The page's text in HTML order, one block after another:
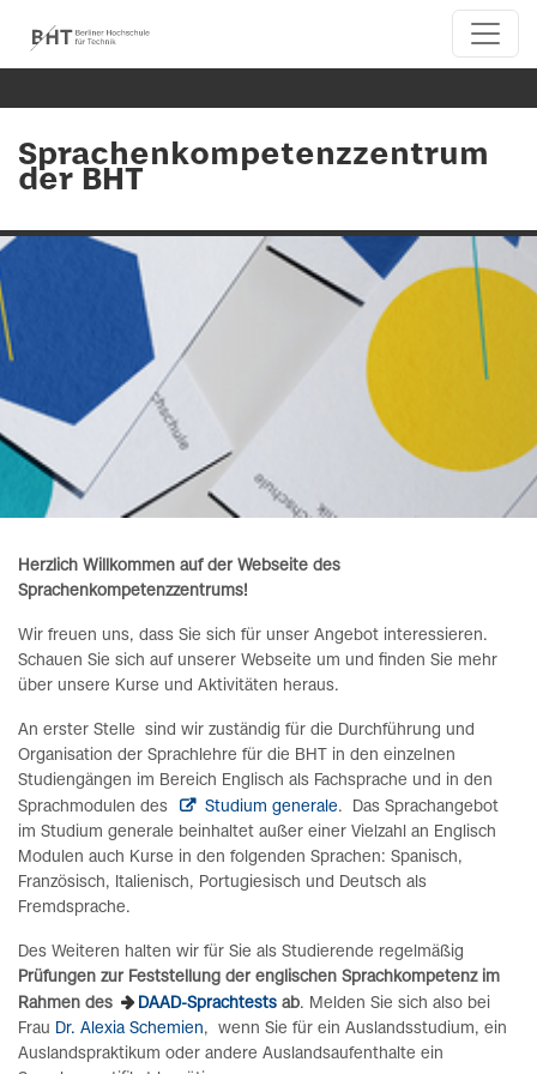
Sprachenkompetenzzentrum
der BHT
Herzlich Willkommen auf der Webseite des
Sprachenkompetenzzentrums!
Wir freuen uns, dass Sie sich für unser Angebot interessieren.
Schauen Sie sich auf unserer Webseite um und finden Sie mehr
über unsere Kurse und Aktivitäten heraus.
An erster Stelle sind wir zuständig für die Durchführung und
Organisation der Sprachlehre für die BHT in den einzelnen
Studiengängen im Bereich Englisch als Fachsprache und in den
Sprachmodulen des
Studium generale. Das Sprachangebot
im Studium generale beinhaltet außer einer Vielzahl an Englisch
Modulen auch Kurse in den folgenden Sprachen: Spanisch,
Französisch, Italienisch, Portugiesisch und Deutsch als
Fremdsprache.
Des Weiteren halten wir für Sie als Studierende regelmäßig
Prüfungen zur Feststellung der englischen Sprachkompetenz im
Rahmen des
DAAD-Sprachtests ab. Melden Sie sich also bei
Frau Dr. Alexia Schemien, wenn Sie für ein Auslandsstudium, ein
Auslandspraktikum oder andere Auslandsaufenthalte ein